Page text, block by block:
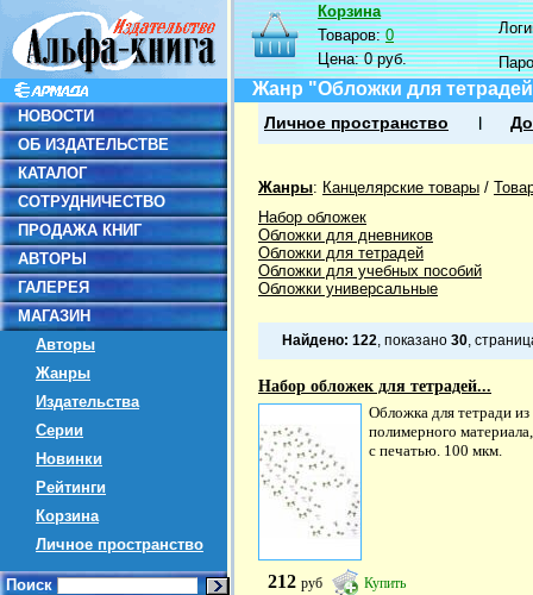
НОВОСТИ
ОБ ИЗДАТЕЛЬСТВЕ
КАТАЛОГ
СОТРУДНИЧЕСТВО
ПРОДАЖА КНИГ
АВТОРЫ
ГАЛЕРЕЯ
МАГАЗИН
Авторы
Жанры
Издательства
Серии
Новинки
Рейтинги
Корзина
Личное пространство
Поиск
Корзина
Товаров:0
Цена:0 руб.
Жанр "Обложки для
Личное пространство
Жанры: Канцелярские товары /
Набор обложек
Обложки для дневников
Обложки для тетрадей
Обложки для учебных пособий
Обложки универсальные
Найдено: 122, показано 30,
Набор обложек для тетрадей...
Обложка для тетради из
полимерного материала,
с печатью. 100 мкм.
212 руб Купить